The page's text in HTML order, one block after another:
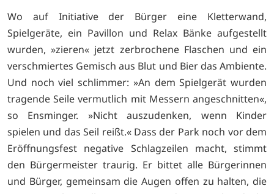
Wo auf Initiative der Bürger eine Kletterwand,
Spielgeräte, ein Pavillon und Relax Bänke aufgestellt
wurden, »zieren« jetzt zerbrochene Flaschen und ein
verschmiertes Gemisch aus Blut und Bier das Ambiente.
Und noch viel schlimmer: »An dem Spielgerät wurden
tragende Seile vermutlich mit Messern angeschnitten«,
so Ensminger. »Nicht auszudenken, wenn Kinder
spielen und das Seil reißt.« Dass der Park noch vor dem
Eröffnungsfest negative Schlagzeilen macht, stimmt
den Bürgermeister traurig. Er bittet alle Bürgerinnen
und Bürger, gemeinsam die Augen offen zu halten, die